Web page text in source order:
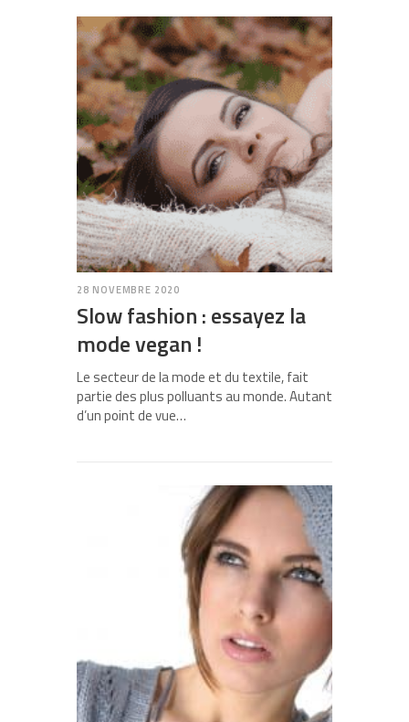
28 NOVEMBRE 2020
Slow fashion : essayez la
mode vegan !
Le secteur de la mode et du textile, fait
partie des plus polluants au monde. Autant
d’un point de vue…